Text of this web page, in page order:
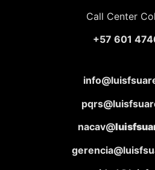
Call Center
+57 601
nacav@